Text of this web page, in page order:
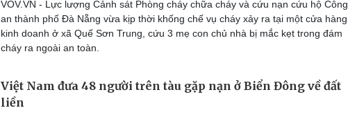
VOV.VN - Lực lượng Cảnh sát Phòng cháy chữa cháy và cứu nạn cứu hộ Công
an thành phố Đà Nẵng vừa kịp thời khống chế vụ cháy xảy ra tại một cửa hàng
kinh doanh ở xã Quế Sơn Trung, cứu 3 mẹ con chủ nhà bị mắc kẹt trong đám
cháy ra ngoài an toàn.
Việt Nam đưa 48 người trên tàu gặp nạn ở Biển Đông về đất
liền